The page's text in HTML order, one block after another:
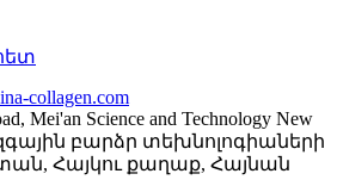
collagen.com
Mei'an Science and Technology New
բարձր տեխնոլոգիաների
Հայկու քաղաք, Հայնան